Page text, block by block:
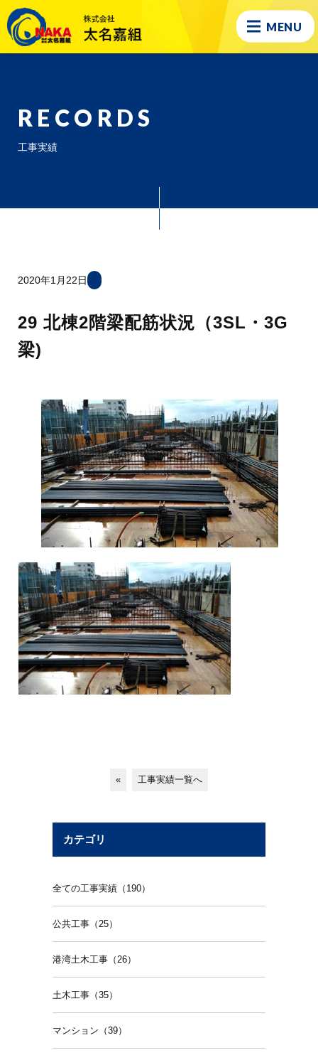
MENU
RECORDS
工事実績
2020年1月22日
29 北棟2階梁配筋状況（3SL・3G
梁)
« 工事実績一覧へ
カテゴリ
全ての工事実績（190）
公共工事（25）
港湾土木工事（26）
土木工事（35）
マンション（39）